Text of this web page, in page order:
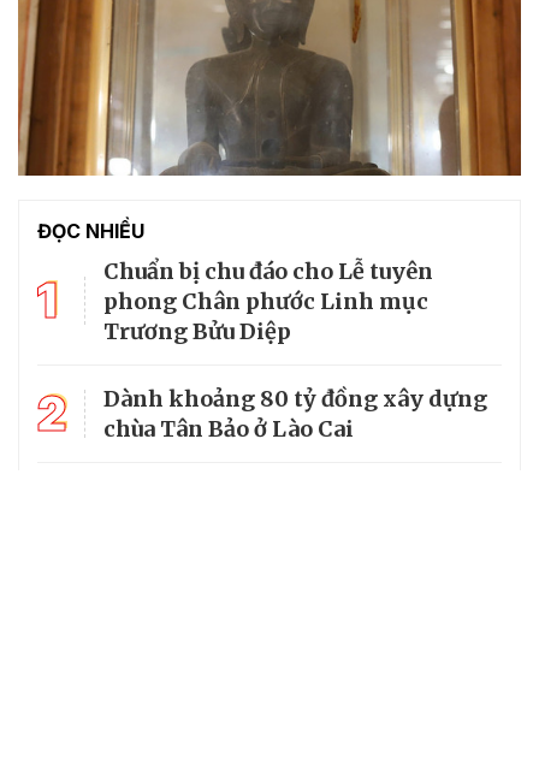
ĐỌC NHIỀU
1
Chuẩn bị chu đáo cho Lễ tuyên
phong Chân phước Linh mục
Trương Bửu Diệp
2
Dành khoảng 80 tỷ đồng xây dựng
chùa Tân Bảo ở Lào Cai